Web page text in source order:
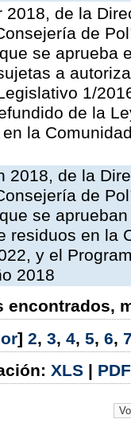
2018, de la
de
se aprueba
a
1/
de la
la
2018, de la
de
se
residuos en la
y el
2018
encontrados,
] 2, 3, 4, 5, 6,
XLS | PDF